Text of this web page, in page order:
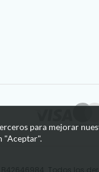
para mejorar
"Aceptar".